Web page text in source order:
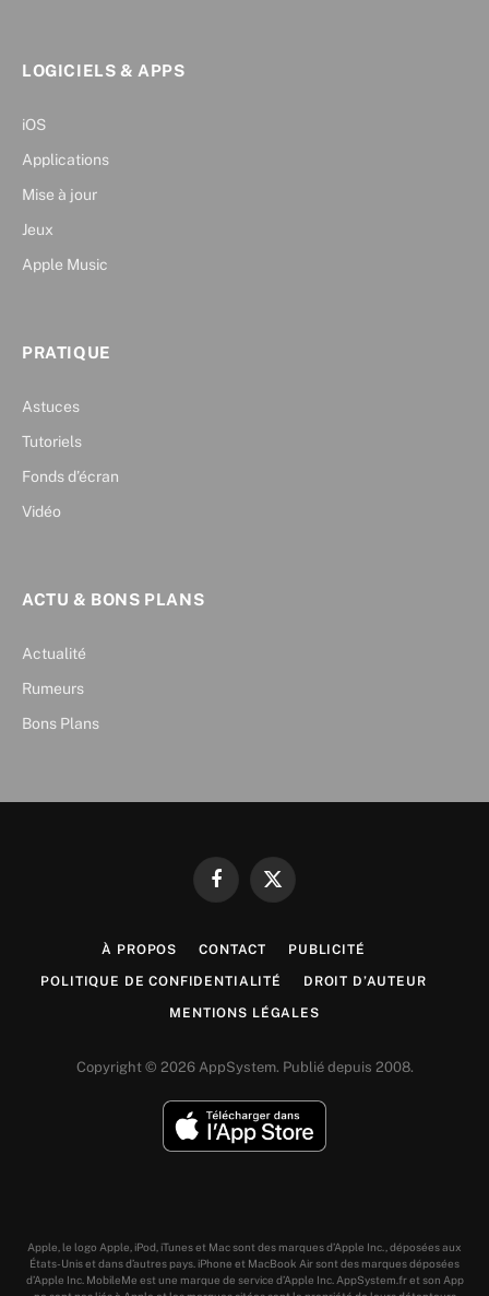
LOGICIELS & APPS
iOS
Applications
Mise à jour
Jeux
Apple Music
PRATIQUE
Astuces
Tutoriels
Fonds d’écran
Vidéo
ACTU & BONS PLANS
Actualité
Rumeurs
Bons Plans
FacebookX
À PROPOS CONTACT PUBLICITÉ
POLITIQUE DE CONFIDENTIALITÉ DROIT D’AUTEUR
MENTIONS LÉGALES
Copyright © 2026 AppSystem. Publié depuis 2008.
Apple, le logo Apple, iPod, iTunes et Mac sont des marques d’Apple Inc., déposées aux
États-Unis et dans d’autres pays. iPhone et MacBook Air sont des marques déposées
d’Apple Inc. MobileMe est une marque de service d’Apple Inc. AppSystem.fr et son App